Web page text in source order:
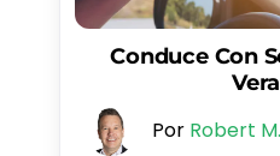
Conduce Con
Por Robert